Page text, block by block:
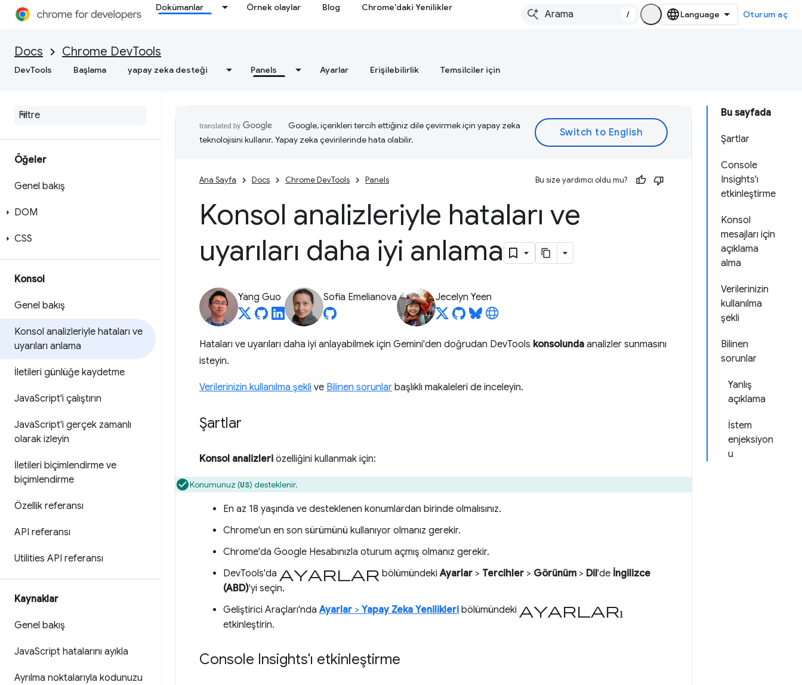
Dokümanlar Örnek olaylar Blog Chrome'daki Yenilikler
/ Oturum aç
Docs Chrome DevTools
DevTools Başlama yapay zeka desteği Panels Ayarlar Erişilebilirlik Temsilciler için
Öğeler
Genel bakış
DOM
CSS
Konsol
Genel bakış
Konsol analizleriyle hataları ve
uyarıları anlama
İletileri günlüğe kaydetme
JavaScript'i çalıştırın
JavaScript'i gerçek zamanlı
olarak izleyin
İletileri biçimlendirme ve
biçimlendirme
Özellik referansı
API referansı
Utilities API referansı
Kaynaklar
Genel bakış
JavaScript hatalarını ayıkla
Ayrılma noktalarıyla kodunuzu
Bu sayfada
Şartlar
Console
Insights'ı
etkinleştirme
Konsol
mesajları için
açıklama
alma
Verilerinizin
kullanılma
şekli
Bilinen
sorunlar
Yanlış
açıklama
İstem
enjeksiyon
u
Google, içerikleri tercih ettiğiniz dile çevirmek için yapay zeka
teknolojisini kullanır. Yapay zeka çevirilerinde hata olabilir.
Ana Sayfa Docs Chrome DevTools Panels Bu size yardımcı oldu mu?
Konsol analizleriyle hataları ve
uyarıları daha iyi anlama
Yang Guo Sofia Emelianova Jecelyn Yeen
Hataları ve uyarıları daha iyi anlayabilmek için Gemini'den doğrudan DevTools konsolunda analizler sunmasını
isteyin.
Verilerinizin kullanılma şekli ve Bilinen sorunlar başlıklı makaleleri de inceleyin.
Şartlar
Konsol analizleri özelliğini kullanmak için:
Konumunuz (US) desteklenir.
En az 18 yaşında ve desteklenen konumlardan birinde olmalısınız.
Chrome'un en son sürümünü kullanıyor olmanız gerekir.
Chrome'da Google Hesabınızla oturum açmış olmanız gerekir.
DevTools'da ayarlar bölümündekiAyarlar > Tercihler > Görünüm > Dil'de İngilizce
(ABD)'yi seçin.
Geliştirici Araçları'ndaAyarlar > Yapay Zeka Yenilikleri bölümündeki ayarları
etkinleştirin.
Console Insights'ı etkinleştirme